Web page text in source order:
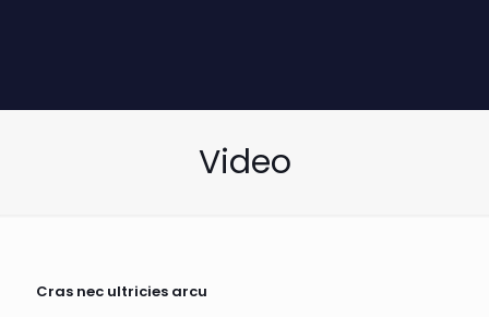
Video
Cras nec ultricies arcu